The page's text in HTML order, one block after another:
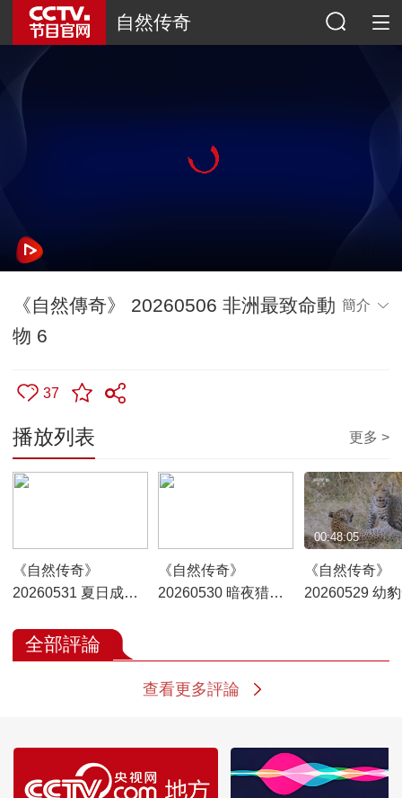
自然传奇
《自然傳奇》 20260506 非洲最致命動
物 6
簡介
37
播放列表 更多 >
《自然传奇》
20260531 夏日成长
《自然传奇》
20260530 暗夜猎手
《自然传奇》
20260529 幼
00:48:05
全部評論
查看更多評論